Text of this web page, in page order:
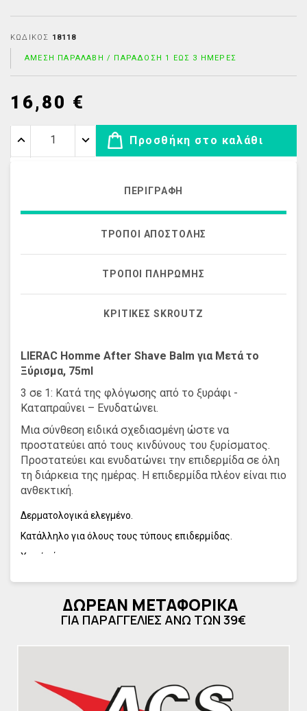
ΚΩΔΙΚΌΣ 18118
ΆΜΕΣΗ ΠΑΡΑΛΑΒΉ / ΠΑΡΆΔΟΣΗ 1 ΈΩΣ 3 ΗΜΈΡΕΣ
16,80 €
Προσθήκη στο καλάθι
ΠΕΡΙΓΡΑΦΉ
ΤΡΌΠΟΙ ΑΠΟΣΤΟΛΉΣ
ΤΡΌΠΟΙ ΠΛΗΡΩΜΉΣ
ΚΡΙΤΙΚΈΣ SKROUTZ
LIERAC Homme After Shave Balm για Μετά το
Ξύρισμα, 75ml
3 σε 1: Κατά της φλόγωσης από το ξυράφι -
Καταπραΰνει – Ενυδατώνει.
Μια σύνθεση ειδικά σχεδιασμένη ώστε να
προστατεύει από τους κινδύνους του ξυρίσματος.
Προστατεύει και ενυδατώνει την επιδερμίδα σε όλη
τη διάρκεια της ημέρας. Η επιδερμίδα πλέον είναι πιο
ανθεκτική.
Δερματολογικά ελεγμένο.
Κατάλληλο για όλους τους τύπους επιδερμίδας.
Χωρίς άρωμα.
96% καταπραϋντική δράση στην επιδερμίδα*
* Κλινική μελέτη σε 22 άνδρες αμέσως μετά την
ΔΩΡΕΑΝ ΜΕΤΑΦΟΡΙΚΑ
ΓΙΑ ΠΑΡΑΓΓΕΛΙΕΣ ΑΝΩ ΤΩΝ 39€